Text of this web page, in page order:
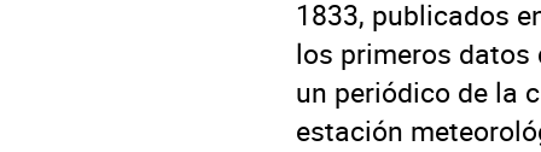
1833, publicados
los primeros datos
un periódico de la
estación